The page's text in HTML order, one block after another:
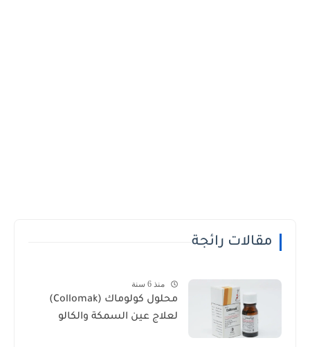
مقالات رائجة
منذ 6 سنة
محلول كولوماك (Collomak)
لعلاج عين السمكة والكالو